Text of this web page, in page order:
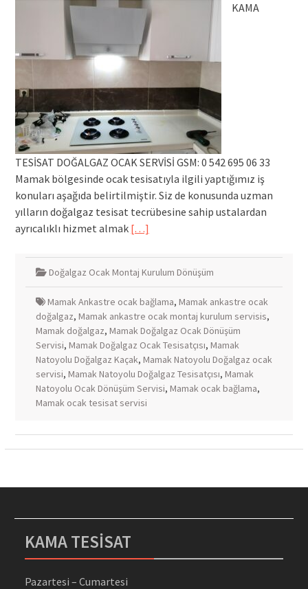
KAMA
TESİSAT DOĞALGAZ OCAK SERVİSİ GSM: 0 542 695 06 33
Mamak bölgesinde ocak tesisatıyla ilgili yaptığımız iş
konuları aşağıda belirtilmiştir. Siz de konusunda uzman
yılların doğalgaz tesisat tecrübesine sahip ustalardan
ayrıcalıklı hizmet almak […]
Doğalgaz Ocak Montaj Kurulum Dönüşüm
Mamak Ankastre ocak bağlama, Mamak ankastre ocak
doğalgaz, Mamak ankastre ocak montaj kurulum servisis,
Mamak doğalgaz, Mamak Doğalgaz Ocak Dönüşüm
Servisi, Mamak Doğalgaz Ocak Tesisatçısı, Mamak
Natoyolu Doğalgaz Kaçak, Mamak Natoyolu Doğalgaz ocak
servisi, Mamak Natoyolu Doğalgaz Tesisatçısı, Mamak
Natoyolu Ocak Dönüşüm Servisi, Mamak ocak bağlama,
Mamak ocak tesisat servisi
KAMA TESİSAT
Pazartesi – Cumartesi